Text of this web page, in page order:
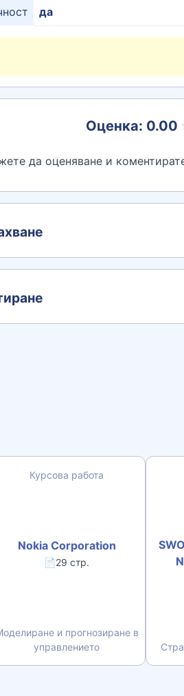
да
Оценка: 0.00
да оценяване и
Курсова работа
Nokia Corporation
📄29 стр.
и прогнозиране в
управлението